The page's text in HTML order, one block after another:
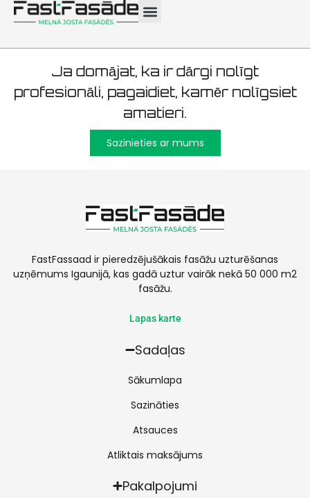
izolācija 200m²
Ja domājat, ka ir dārgi nolīgt
profesionāli, pagaidiet, kamēr nolīgsiet
amatieri.
Sazinieties ar mums
FastFassaad ir pieredzējušākais fasāžu uzturēšanas
uzņēmums Igaunijā, kas gadā uztur vairāk nekā 50 000 m2
fasāžu.
Lapas karte
Sadaļas
Sākumlapa
Sazināties
Atsauces
Atliktais maksājums
Pakalpojumi